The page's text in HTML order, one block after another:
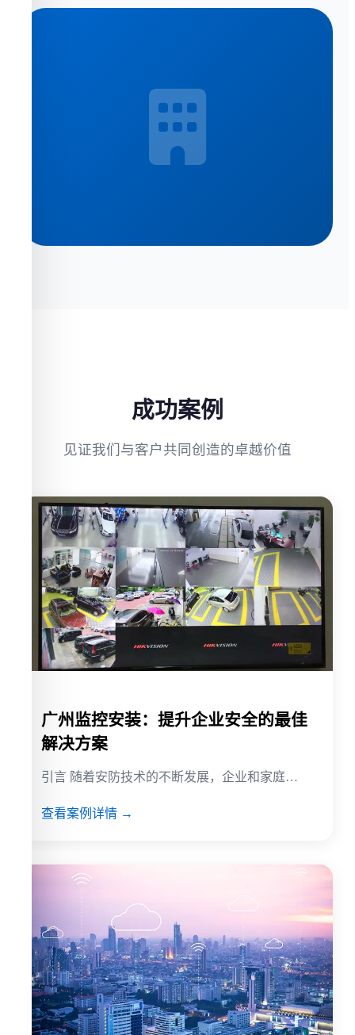
成功案例
见证我们与客户共同创造的卓越价值
广州监控安装：提升企业安全的最佳
解决方案
引言 随着安防技术的不断发展，企业和家庭…
查看案例详情 →